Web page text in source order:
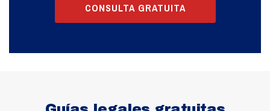
CONSULTA GRATUITA